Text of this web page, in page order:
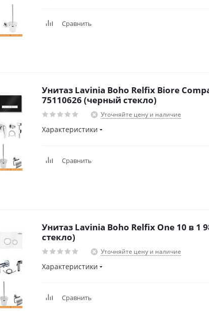
Сравнить
Унитаз Lavinia Boho Relfix Biore
75110626 (черный стекло)
Уточняйте цену и наличие
Характеристики
Сравнить
Унитаз Lavinia Boho Relfix One 10 в 1
стекло)
Уточняйте цену и наличие
Характеристики
Сравнить